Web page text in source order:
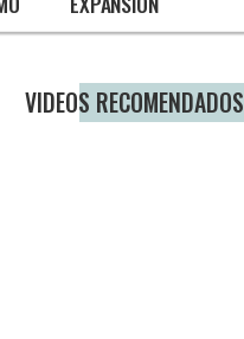
VIDEOS RECOMENDADOS